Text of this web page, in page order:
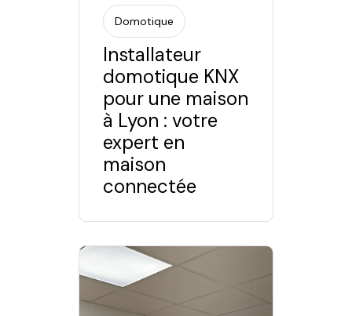
Domotique
Installateur
domotique KNX
pour une maison
à Lyon : votre
expert en
maison
connectée